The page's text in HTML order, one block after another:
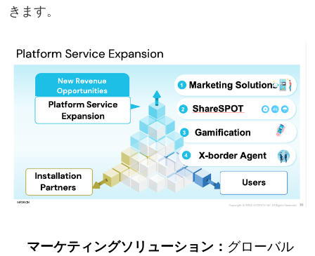
きます。
マーケティングソリューション： グローバル